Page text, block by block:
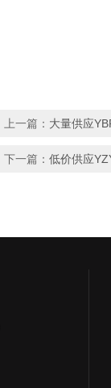
上一篇： 大量供应
下一篇： 低价供应